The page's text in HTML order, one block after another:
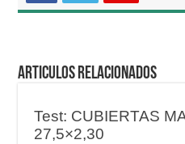
Articulos relacionados
Test: CUBIERTAS
27,5×2,30